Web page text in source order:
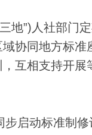
”)人社部门定
协同地方标
互相支持开
动标准制修